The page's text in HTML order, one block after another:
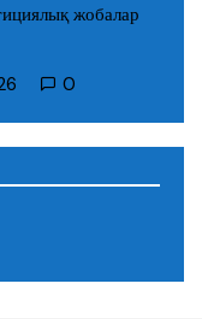
жобалар
0